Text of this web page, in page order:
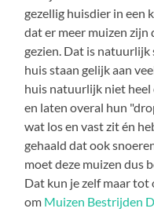
gezellig huisdier in een
dat er meer muizen zijn
gezien. Dat is
huis staan gelijk aan
huis natuurlijk niet heel
en laten overal hun
wat los en vast zit én
gehaald dat ook
moet deze muizen dus
Dat kun je zelf maar tot
om Muizen Bestrijden